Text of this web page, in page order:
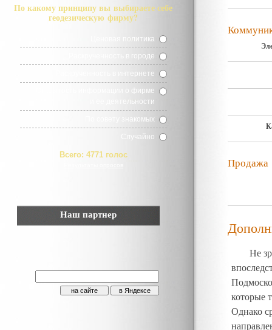
По какому принципу вы выбираете себе
геодезическую фирму?
Ценовая политика
Раскрученность в городе
Раскрученность в интернете
Открытость информации о фирме
и ее деятельности
По совету знакомых
Случайно
Всего: 4771 голос
Наш партнер
Продажа
Не
которые
Однако